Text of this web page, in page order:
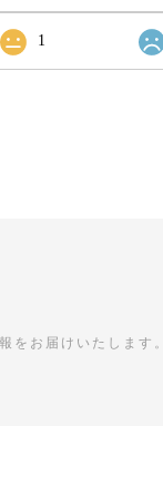
1
をお届けいたします。